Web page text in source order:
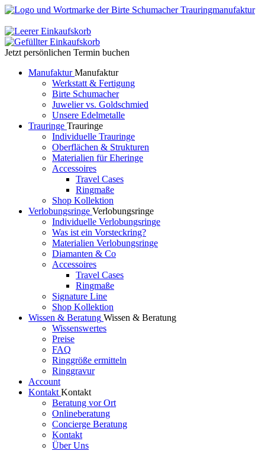
Jetzt persönlichen Termin buchen
Manufaktur Manufaktur
Werkstatt & Fertigung
Birte Schumacher
Juwelier vs. Goldschmied
Unsere Edelmetalle
Trauringe Trauringe
Individuelle Trauringe
Oberflächen & Strukturen
Materialien für Eheringe
Accessoires
Travel Cases
Ringmaße
Shop Kollektion
Verlobungsringe Verlobungsringe
Individuelle Verlobungsringe
Was ist ein Vorsteckring?
Materialien Verlobungsringe
Diamanten & Co
Accessoires
Travel Cases
Ringmaße
Signature Line
Shop Kollektion
Wissen & Beratung Wissen & Beratung
Wissenswertes
Preise
FAQ
Ringgröße ermitteln
Ringgravur
Account
Kontakt Kontakt
Beratung vor Ort
Onlineberatung
Concierge Beratung
Kontakt
Über Uns